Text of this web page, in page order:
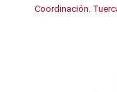
Coordinación.